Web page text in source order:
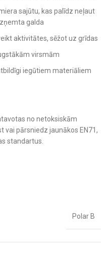
sajūtu, kas palīdz neļaut
galda
aktivitātes, sēžot uz grīdas
virsmām
iegūtiem materiāliem
no netoksiskām
vai pārsniedz jaunākos EN71,
standartus.
Polar B